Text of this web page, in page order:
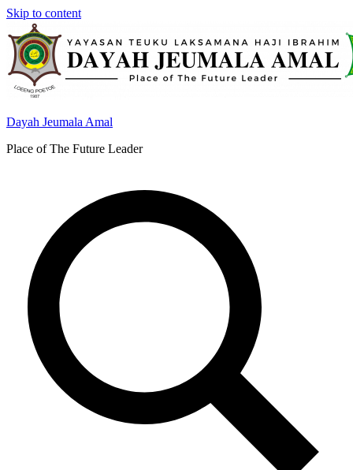
Skip to content
Dayah Jeumala Amal
Place of The Future Leader